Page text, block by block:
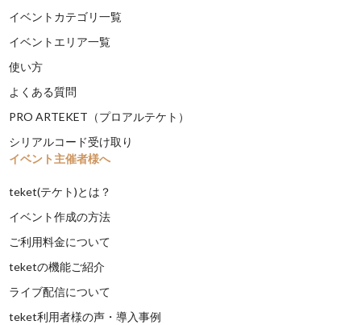
イベントカテゴリ一覧
イベントエリア一覧
使い方
よくある質問
PRO ARTEKET（プロアルテケト）
シリアルコード受け取り
イベント主催者様へ
teket(テケト)とは？
イベント作成の方法
ご利用料金について
teketの機能ご紹介
ライブ配信について
teket利用者様の声・導入事例